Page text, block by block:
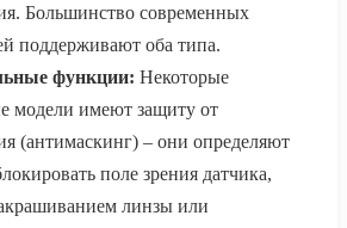
Большинство современных
поддерживают оба типа.
функции: Некоторые
модели имеют защиту от
(антимаскинг) – они определяют
поле зрения датчика,
линзы или